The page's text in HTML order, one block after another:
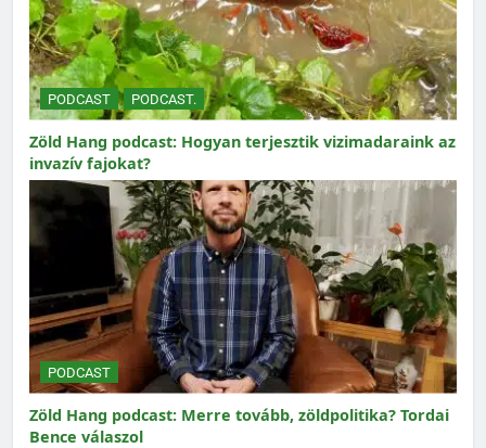
PODCAST PODCAST.
Zöld Hang podcast: Hogyan terjesztik vizimadaraink az
invazív fajokat?
PODCAST
Zöld Hang podcast: Merre tovább, zöldpolitika? Tordai
Bence válaszol